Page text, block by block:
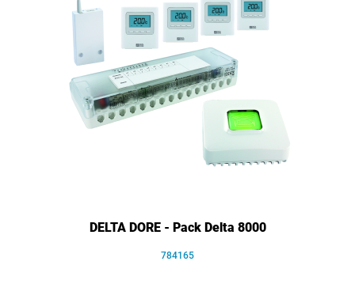
DELTA DORE - Pack Delta 8000
784165